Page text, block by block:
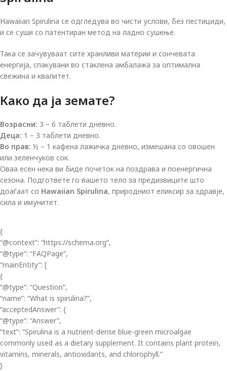
Hawaiian Spirulina се одгледува во чисти услови, без пестициди,
и се суши со патентиран метод на ладно сушење.
Така се зачувуваат сите хранливи материи и сончевата
енергија, спакувани во стаклена амбалажа за оптимална
свежина и квалитет.
Како да ја земате?
Возрасни: 3 – 6 таблети дневно.
Деца: 1 – 3 таблети дневно.
Во прав: ½ – 1 кафена лажичка дневно, измешана со овошен
или зеленчуков сок.
Оваа есен нека ви биде почеток на поздрава и поенергична
сезона. Подгответе го вашето тело за предизвиците што
доаѓаат со Hawaiian Spirulina, природниот еликсир за здравје,
сила и имунитет.
{
“@context”: “https://schema.org”,
“@type”: “FAQPage”,
“mainEntity”: [
{
“@type”: “Question”,
“name”: “What is spirulina?”,
“acceptedAnswer”: {
“@type”: “Answer”,
“text”: “Spirulina is a nutrient-dense blue-green microalgae
commonly used as a dietary supplement. It contains plant protein,
vitamins, minerals, antioxidants, and chlorophyll.”
}